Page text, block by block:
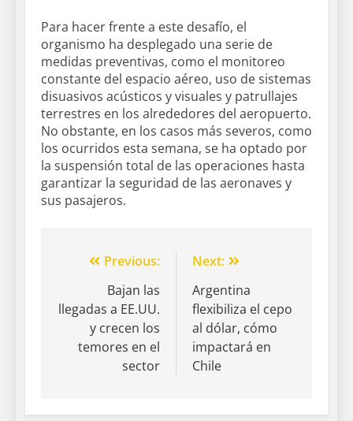
Para hacer frente a este desafío, el
organismo ha desplegado una serie de
medidas preventivas, como el monitoreo
constante del espacio aéreo, uso de sistemas
disuasivos acústicos y visuales y patrullajes
terrestres en los alrededores del aeropuerto.
No obstante, en los casos más severos, como
los ocurridos esta semana, se ha optado por
la suspensión total de las operaciones hasta
garantizar la seguridad de las aeronaves y
sus pasajeros.
Previous:
Bajan las
llegadas a EE.UU.
y crecen los
temores en el
sector
Next:
Argentina
flexibiliza el cepo
al dólar, cómo
impactará en
Chile